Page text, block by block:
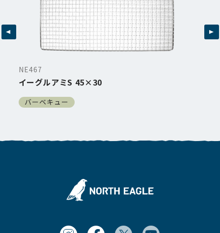
NE467
イーグルアミS 45×30
バーベキュー